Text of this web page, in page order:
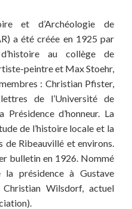
et d’Archéologie de
a été créée en 1925 par
au collège de
peintre et Max Stoehr,
: Christian Pfister,
de l’Université de
d’honneur. La
de l’histoire locale et la
de Ribeauvillé et environs.
bulletin en 1926. Nommé
présidence à Gustave
Wilsdorf, actuel